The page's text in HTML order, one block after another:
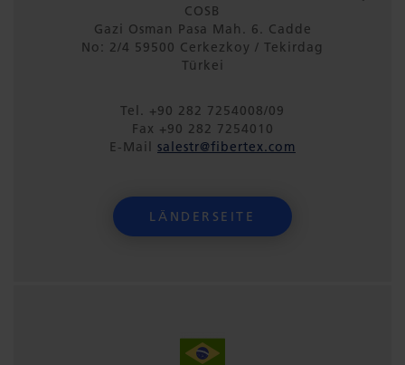
COSB
Gazi Osman Pasa Mah. 6. Cadde
No: 2/4 59500 Cerkezkoy / Tekirdag
Türkei
Tel. +90 282 7254008/09
Fax +90 282 7254010
E-Mail salestr@fibertex.com
LÄNDERSEITE